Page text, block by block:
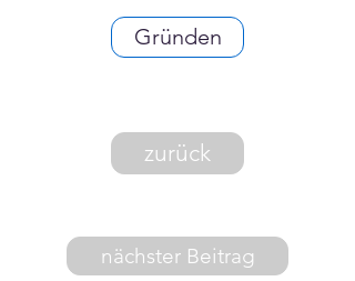
Gründen
zurück
nächster Beitrag